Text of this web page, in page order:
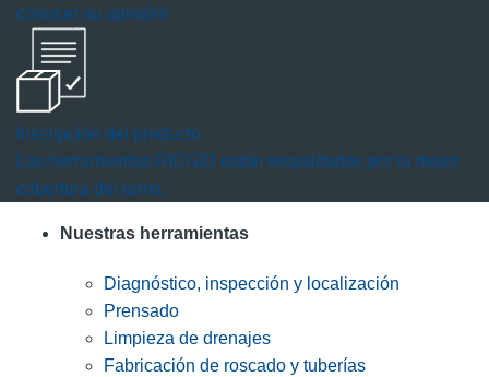
conocer su opinión!
Inscripción del producto
Las herramientas RIDGID están respaldadas por la mejor
cobertura del ramo.
Nuestras herramientas
Diagnóstico, inspección y localización
Prensado
Limpieza de drenajes
Fabricación de roscado y tuberías